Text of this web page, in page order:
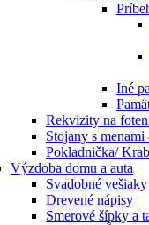
Iné
Rekvizity na
Stojany s menami
Pokladnička/
Výzdoba domu a auta
Svadobné vešiaky
Drevené nápisy
Smerové šípky a